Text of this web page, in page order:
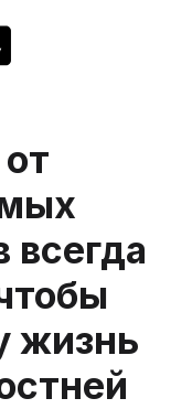
всегда
жизнь